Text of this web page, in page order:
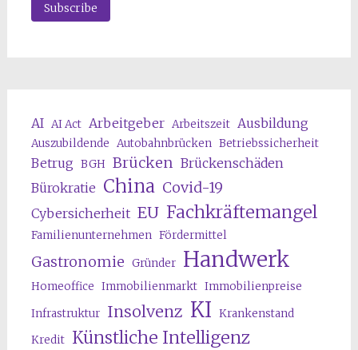
AI AI Act Arbeitgeber Arbeitszeit Ausbildung
Auszubildende Autobahnbrücken Betriebssicherheit
Betrug BGH Brücken Brückenschäden
Bürokratie China Covid-19
Cybersicherheit EU Fachkräftemangel
Familienunternehmen Fördermittel
Gastronomie Gründer Handwerk
Homeoffice Immobilienmarkt Immobilienpreise
Infrastruktur Insolvenz KI Krankenstand
Kredit Künstliche Intelligenz